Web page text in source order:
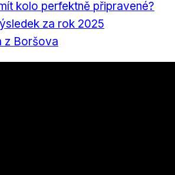
kolo perfektně připravené?
za rok 2025
z Boršova